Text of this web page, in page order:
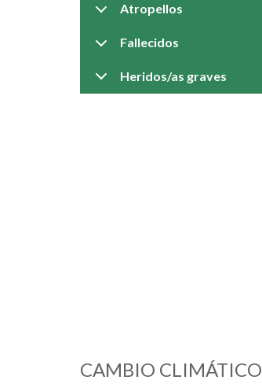
Atropellos
Fallecidos
Heridos/as graves
CAMBIO CLIMÁTICO